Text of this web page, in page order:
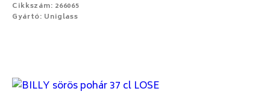
Cikkszám: 266065
Gyártó: Uniglass